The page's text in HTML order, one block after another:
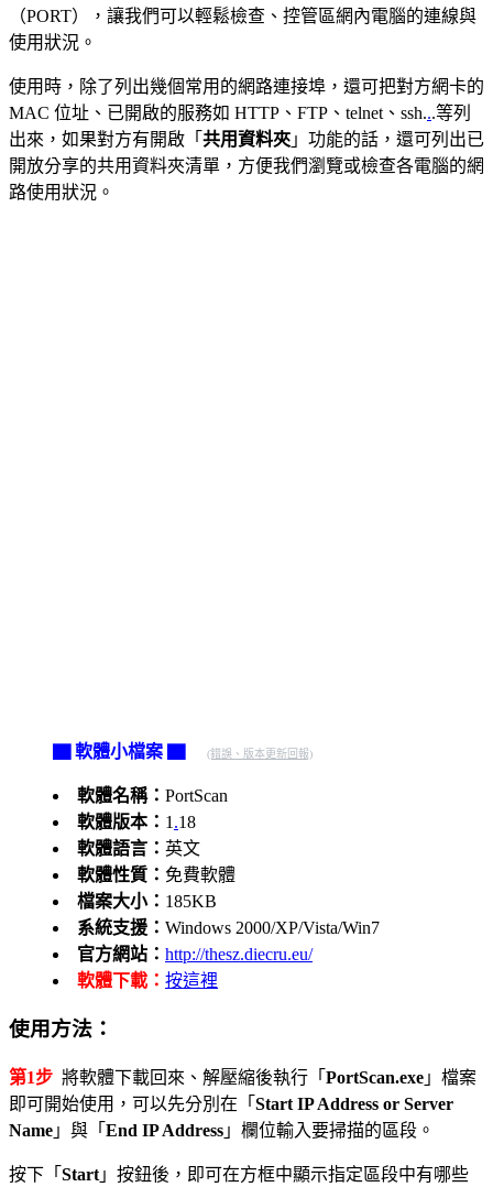
（PORT），讓我們可以輕鬆檢查、控管區網內電腦的連線與
使用狀況。
使用時，除了列出幾個常用的網路連接埠，還可把對方網卡的
MAC 位址、已開啟的服務如 HTTP、FTP、telnet、ssh...等列
出來，如果對方有開啟「 共用資料夾 」功能的話，還可列出已
開放分享的共用資料夾清單，方便我們瀏覽或檢查各電腦的網
路使用狀況。
▇ 軟體小檔案 ▇ (錯誤、版本更新回報)
軟體名稱： PortScan
軟體版本： 1 .18
軟體語言： 英文
軟體性質： 免費軟體
檔案大小： 185KB
系統支援： Windows 2000/XP/Vista/Win7
官方網站： http://thesz.diecru.eu/
軟體下載： 按這裡
使用方法：
第1步 將軟體下載回來、解壓縮後執行「 PortScan.exe 」檔案
即可開始使用，可以先分別在「 Start IP Address or Server
Name 」與「 End IP Address 」欄位輸入要掃描的區段。
按下「 Start 」按鈕後，即可在方框中顯示指定區段中有哪些